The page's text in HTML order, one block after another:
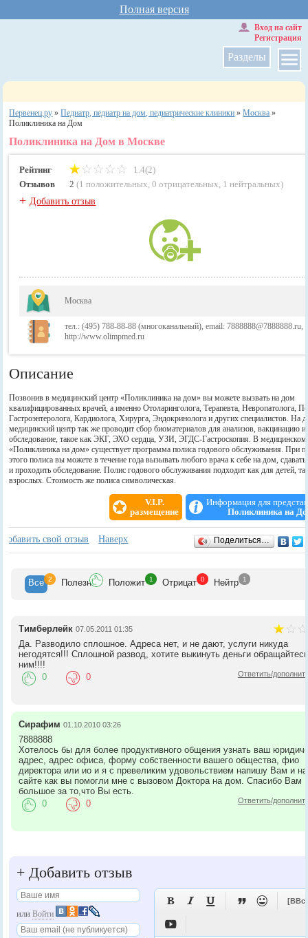
Полная версия
Разделы
Вход на сайт
Регистрация
Первенец.ру »Педиатр, педиатр на дом, педиатрические клиники »Москва »
Поликлиника на Дом
Поликлиника на Дом в Москве
Рейтинг
1.4(2)
Отзывов
2 (1 положительных,0 отрицательных, 1 нейтральных)
+Добавить отзыв
Москва
тел.: (495) 788-88-88 (многоканальный), email: 7888888@7888888.ru,
http://www.olimpmed.ru
Описание
Позвонив в медицинский центр «Поликлиника на дом» вы можете вызвать на дом
квалифицированных врачей, а именно Отоларинголога, Терапевта, Невропатолога,
Гастроэнтеролога, Кардиолога, Хирурга, Эндокринолога и других специалистов. На
медицинский центр так же проводит сбор биоматериалов для анализов, вакцинацию и
обследование, такое как ЭКГ, ЭХО сердца, УЗИ, ЭГДС-Гастроскопия. В медицинском
«Поликлиника на дом» существует программа полиса годового обслуживания. При
этого полиса вы можете в течение года вызывать любого врача к себе на дом,
и проходить обследование. Полис годового обслуживания подходит как для детей,
взрослых. Стоимость же полиса символическая.
V.I.P.
размещение
Информация для
Поликлиника на
Отзывы
Добавить свой отзыв Наверх Поделиться…
Все 2 Полезн Положит 1 Отрицат 0 Нейтр 1
Тимберлейк 07.05.2011 01:35
Да. Разводило сплошное. Адреса нет, и не дают, услуги никуда
негодятся!!! Сплошной развод, хотите выкинуть деньги
ним!!!!
Ответить/
0 0
Сирафим 01.10.2010 03:26
7888888
Хотелось бы для более продуктивного общения узнать ваш
адрес, адрес офиса, форму собственности вашего общества, фио
директора или ио и я с превеликим удовольствием напишу Вам и
сайте как вы помогли мне с вызовом Доктора на дом. Спасибо Вам
большое за то,что Вы есть.
Ответить/
0 0
+ Добавить отзыв
илиВойти
   

